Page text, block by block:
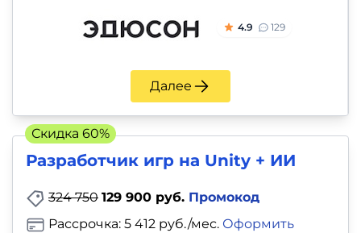
4.9 129
Далее
Разработчик игр на Unity + ИИ
324 750 129 900 руб. Промокод
Рассрочка: 5 412 руб./мес. Оформить
Скидка 60%